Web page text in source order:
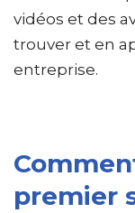
vidéos et des
trouver et en
entreprise.
premier